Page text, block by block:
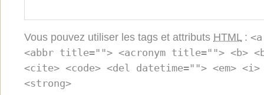
Vous pouvez utiliser les tags et attributs HTML:
<abbr title=""> <acronym title=""> <b>
<cite> <code> <del datetime=""> <em>
<strong>